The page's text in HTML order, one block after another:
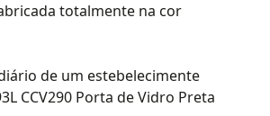
totalmente na cor
de um estebelecimente
CCV290 Porta de Vidro Preta